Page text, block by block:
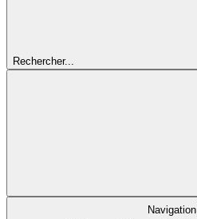
Rechercher...
Navigation